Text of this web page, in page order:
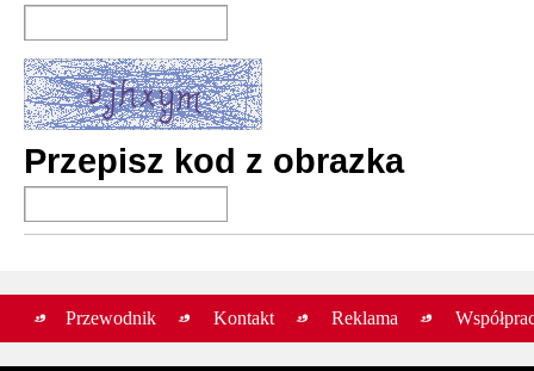
Przepisz kod z obrazka
Przewodnik Kontakt Reklama